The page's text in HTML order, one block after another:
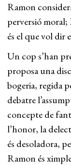
Ramon
perversió moral;
és el que vol dir
Un cop s’han
proposa una
bogeria, regida
debatre
concepte de
l’honor, la
és desoladora,
Ramon és